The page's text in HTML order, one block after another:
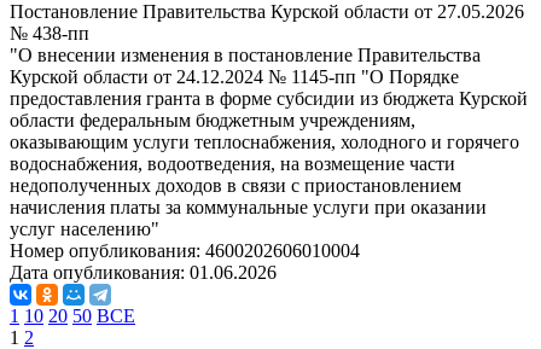
Постановление Правительства Курской области от 27.05.2026
№ 438-пп
"О внесении изменения в постановление Правительства
Курской области от 24.12.2024 № 1145-пп "О Порядке
предоставления гранта в форме субсидии из бюджета Курской
области федеральным бюджетным учреждениям,
оказывающим услуги теплоснабжения, холодного и горячего
водоснабжения, водоотведения, на возмещение части
недополученных доходов в связи с приостановлением
начисления платы за коммунальные услуги при оказании
услуг населению"
Номер опубликования: 4600202606010004
Дата опубликования: 01.06.2026
1 10 20 50 ВСЕ
1 2